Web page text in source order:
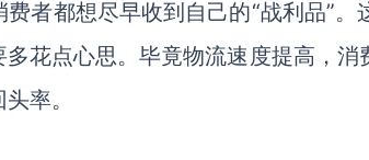
者都想尽早收到自己的“战利品”
花点心思。毕竟物流速度提高，
率。